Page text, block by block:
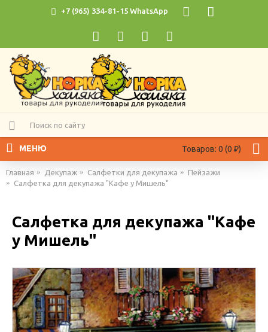
+7 (965) 334-81-15 WhatsApp
Товаров: 0 (0 ₽)
МЕНЮ
Главная Декупаж Салфетки для декупажа
Пейзажи
Салфетка для декупажа "Кафе у Мишель"
Салфетка для декупажа "Кафе
у Мишель"